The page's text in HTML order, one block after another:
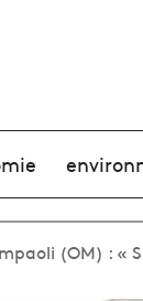
(OM) : «